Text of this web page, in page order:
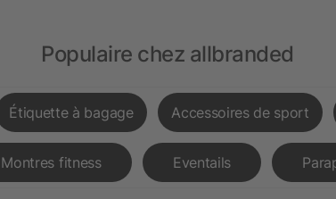
Populaire chez allbranded
Étiquette à bagage Accessoires de sport
Montres fitness Eventails